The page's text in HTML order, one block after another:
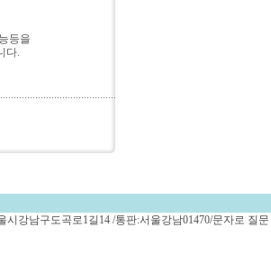
등을
다.
강남구도곡로1길14 /통판:서울강남01470/문자로 질문